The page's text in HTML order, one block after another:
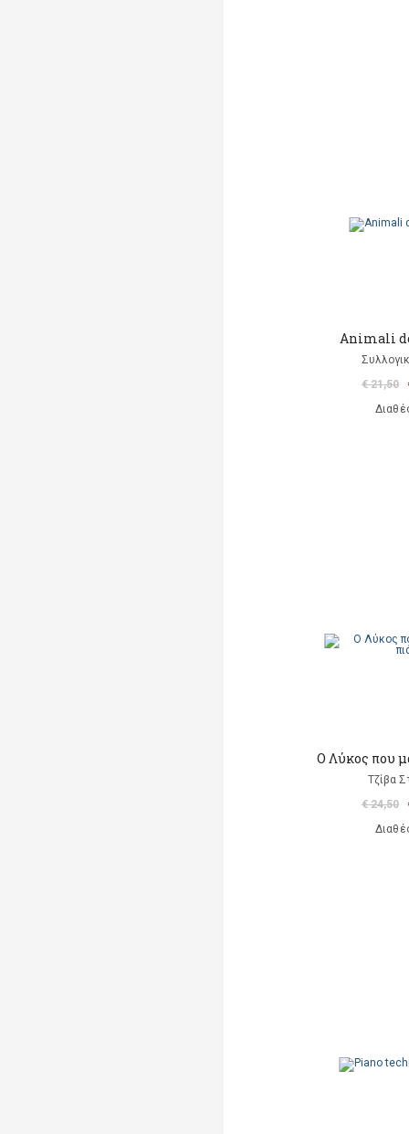
Animali
€ 21,50
Ο Λύκος που
Τζίβα
€ 24,50